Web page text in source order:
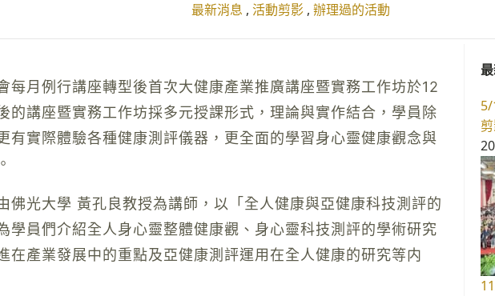
最新消息 , 活動剪影 , 辦理過的活動
每月例行講座轉型後首次大健康產業推廣講座暨實務工作坊於12
的講座暨實務工作坊採多元授課形式，理論與實作結合，學員除
有實際體驗各種健康測評儀器，更全面的學習身心靈健康觀念與
佛光大學 黃孔良教授為講師，以「全人健康與亞健康科技測評的
學員們介紹全人身心靈整體健康觀、身心靈科技測評的學術研究
在產業發展中的重點及亞健康測評運用在全人健康的研究等内